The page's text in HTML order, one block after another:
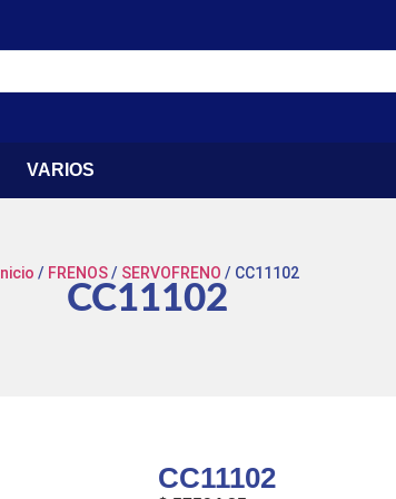
VARIOS
Inicio / FRENOS/ SERVOFRENO / CC11102
CC11102
CC11102